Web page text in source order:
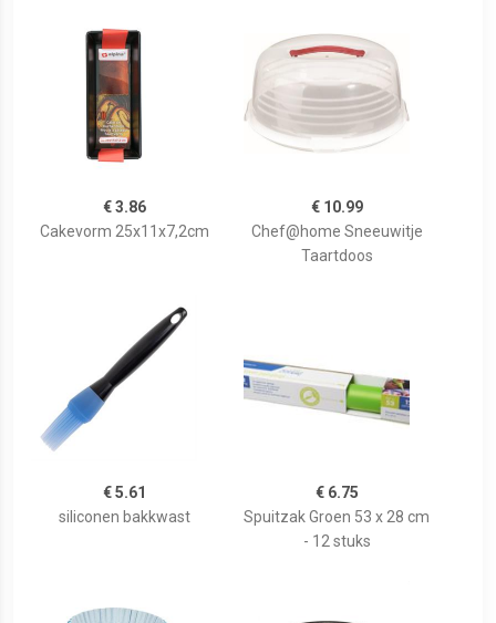
€ 3.86
Cakevorm 25x11x7,2cm
€ 10.99
Chef@home Sneeuwitje
Taartdoos
€ 5.61
siliconen bakkwast
€ 6.75
Spuitzak Groen 53 x 28 cm
- 12 stuks